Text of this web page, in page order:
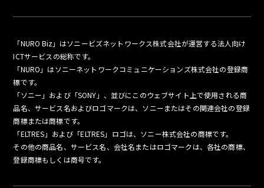
「NURO Biz」はソニービズネットワークス株式会社が運営する法人向け
ICTサービスの総称です。
「NURO」はソニーネットワークコミュニケーションズ株式会社の登録商
標です。
「ソニー」および「SONY」、並びにこのウェブサイト上で使用される商
品名、サービス名およびロゴマークは、ソニーまたはその関連会社の登録
商標または商標です。
「ELTRES」および「ELTRES」ロゴは、ソニー株式会社の商標です。
その他の商品名、サービス名、会社名またはロゴマークは、各社の商標、
登録商標もしくは商号です。